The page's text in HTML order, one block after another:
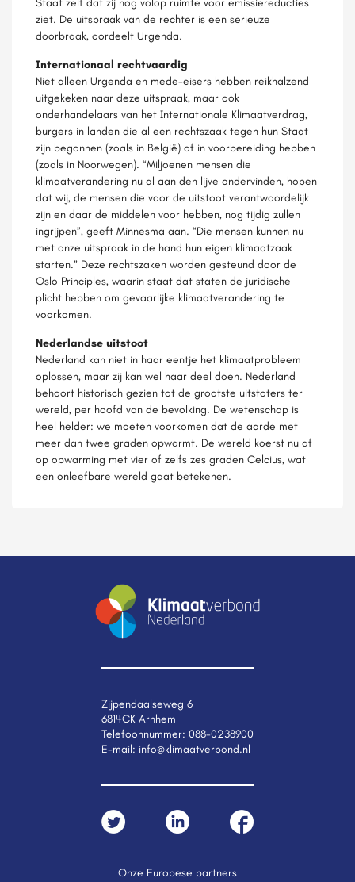
ziet. De uitspraak van de rechter is een serieuze
doorbraak, oordeelt Urgenda.
Internationaal rechtvaardig
Niet alleen Urgenda en mede-eisers hebben reikhalzend
uitgekeken naar deze uitspraak, maar ook
onderhandelaars van het Internationale Klimaatverdrag,
burgers in landen die al een rechtszaak tegen hun Staat
zijn begonnen (zoals in België) of in voorbereiding hebben
(zoals in Noorwegen). “Miljoenen mensen die
klimaatverandering nu al aan den lijve ondervinden, hopen
dat wij, de mensen die voor de uitstoot verantwoordelijk
zijn en daar de middelen voor hebben, nog tijdig zullen
ingrijpen”, geeft Minnesma aan. “Die mensen kunnen nu
met onze uitspraak in de hand hun eigen klimaatzaak
starten.” Deze rechtszaken worden gesteund door de
Oslo Principles, waarin staat dat staten de juridische
plicht hebben om gevaarlijke klimaatverandering te
voorkomen.
Nederlandse uitstoot
Nederland kan niet in haar eentje het klimaatprobleem
oplossen, maar zij kan wel haar deel doen. Nederland
behoort historisch gezien tot de grootste uitstoters ter
wereld, per hoofd van de bevolking. De wetenschap is
heel helder: we moeten voorkomen dat de aarde met
meer dan twee graden opwarmt. De wereld koerst nu af
op opwarming met vier of zelfs zes graden Celcius, wat
een onleefbare wereld gaat betekenen.
Zijpendaalseweg 6
6814CK Arnhem
Telefoonnummer: 088-0238900
E-mail: info@klimaatverbond.nl
Onze Europese partners